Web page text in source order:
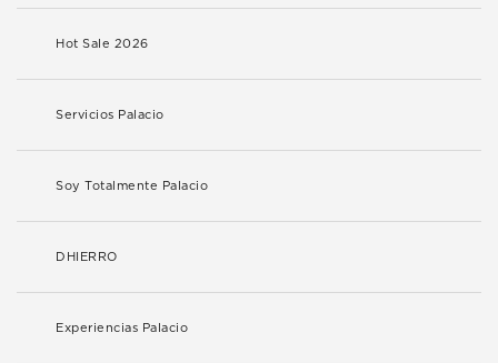
Hot Sale 2026
Servicios Palacio
Soy Totalmente Palacio
DHIERRO
Experiencias Palacio